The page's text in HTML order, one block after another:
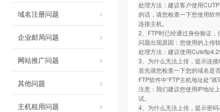
域名注册问题
企业邮局问题
网站推广问题
其他问题
主机租用问题
处理方法：建议客户使用
的话，请您检查一下您使用软
连接主机。
2、FTP时已经通过身份验证，
问题出现原因：您使用的上传
处理方法：建议使用
3、为什么无法上传，提示连
首先请您检查一下您的域名是
FTP软件中“FTP主机地址处”
注意：我们建议您使用IP地址
试。
4、为什么无法上传，提示密